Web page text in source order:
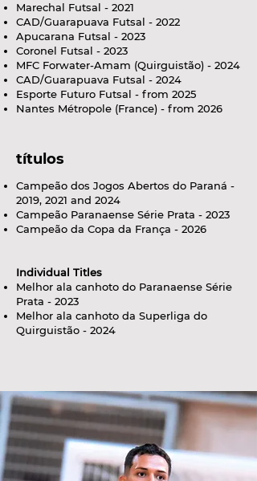
Marechal Futsal - 2021
CAD/Guarapuava Futsal - 2022
Apucarana Futsal - 2023
Coronel Futsal - 2023
MFC Forwater-Amam (Quirguistão) - 2024
CAD/Guarapuava Futsal - 2024
Esporte Futuro Futsal - from 2025
Nantes Métropole (France) - from 2026
títulos
Campeão dos Jogos Abertos do Paraná -
2019, 2021 and 2024
Campeão Paranaense Série Prata - 2023
Campeão da Copa da França - 2026
Individual Titles
Melhor ala canhoto do Paranaense Série
Prata - 2023
Melhor ala canhoto da Superliga do
Quirguistão - 2024